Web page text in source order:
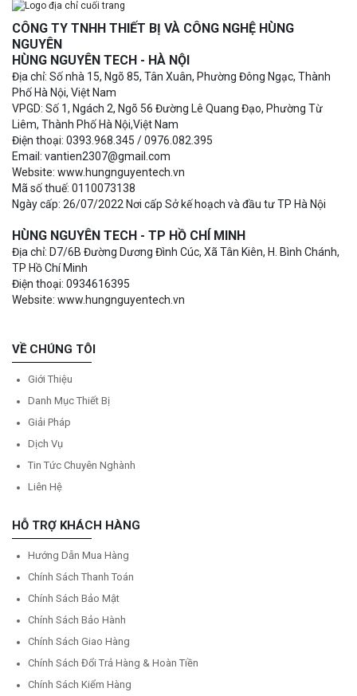
CÔNG TY TNHH THIẾT BỊ VÀ CÔNG NGHỆ HÙNG
NGUYÊN
HÙNG NGUYÊN TECH - HÀ NỘI
Địa chỉ: Số nhà 15, Ngõ 85, Tân Xuân, Phường Đông Ngạc, Thành
Phố Hà Nội, Việt Nam
VPGD: Số 1, Ngách 2, Ngõ 56 Đường Lê Quang Đạo, Phường Từ
Liêm, Thành Phố Hà Nội,Việt Nam
Điện thoại: 0393.968.345 / 0976.082.395
Email: vantien2307@gmail.com
Website: www.hungnguyentech.vn
Mã số thuế: 0110073138
Ngày cấp: 26/07/2022 Nơi cấp Sở kế hoạch và đầu tư TP Hà Nội
HÙNG NGUYÊN TECH - TP HỒ CHÍ MINH
Địa chỉ: D7/6B Đường Dương Đình Cúc, Xã Tân Kiên, H. Bình Chánh,
TP Hồ Chí Minh
Điện thoại: 0934616395
Website: www.hungnguyentech.vn
VỀ CHÚNG TÔI
Giới Thiệu
Danh Mục Thiết Bị
Giải Pháp
Dịch Vụ
Tin Tức Chuyên Nghành
Liên Hệ
HỖ TRỢ KHÁCH HÀNG
Hướng Dẫn Mua Hàng
Chính Sách Thanh Toán
Chính Sách Bảo Mật
Chính Sách Bảo Hành
Chính Sách Giao Hàng
Chính Sách Đổi Trả Hàng & Hoàn Tiền
Chính Sách Kiểm Hàng